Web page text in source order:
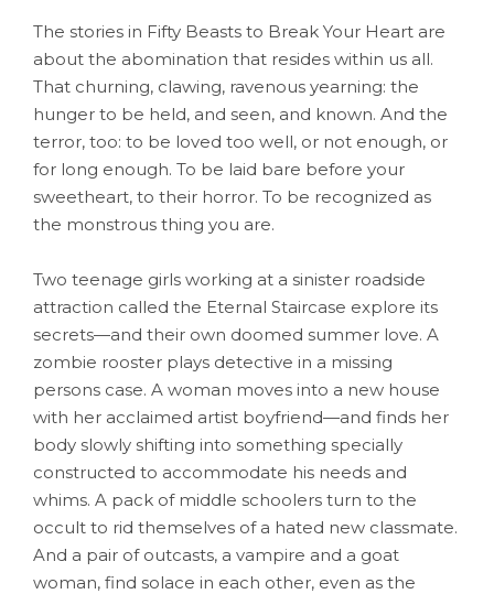
The stories in Fifty Beasts to Break Your Heart are
about the abomination that resides within us all.
That churning, clawing, ravenous yearning: the
hunger to be held, and seen, and known. And the
terror, too: to be loved too well, or not enough, or
for long enough. To be laid bare before your
sweetheart, to their horror. To be recognized as
the monstrous thing you are.
Two teenage girls working at a sinister roadside
attraction called the Eternal Staircase explore its
secrets—and their own doomed summer love. A
zombie rooster plays detective in a missing
persons case. A woman moves into a new house
with her acclaimed artist boyfriend—and finds her
body slowly shifting into something specially
constructed to accommodate his needs and
whims. A pack of middle schoolers turn to the
occult to rid themselves of a hated new classmate.
And a pair of outcasts, a vampire and a goat
woman, find solace in each other, even as the